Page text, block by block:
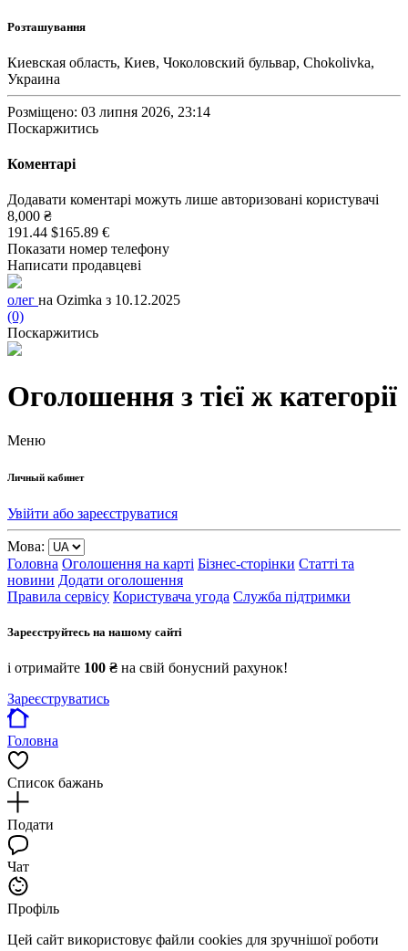
Розташування
Киевская область, Киев, Чоколовский бульвар, Chokolivka,
Украина
Розміщено: 03 липня 2026, 23:14
Поскаржитись
Коментарі
Додавати коментарі можуть лише авторизовані користувачі
8,000 ₴
191.44 $165.89 €
Показати номер телефону
Написати продавцеві
олег на Ozimka з 10.12.2025
(0)
Поскаржитись
Оголошення з тієї ж категорії
Меню
Личный кабинет
Увійти або зареєструватися
Мова:
Головна Оголошення на карті Бізнес-сторінки Статті та
новини Додати оголошення
Правила сервісу Користувача угода Служба підтримки
Зареєструйтесь на нашому сайті
і отримайте 100 ₴ на свій бонусний рахунок!
Зареєструватись
Головна
Список бажань
Подати
Чат
Профіль
Цей сайт використовує файли cookies для зручнішої роботи